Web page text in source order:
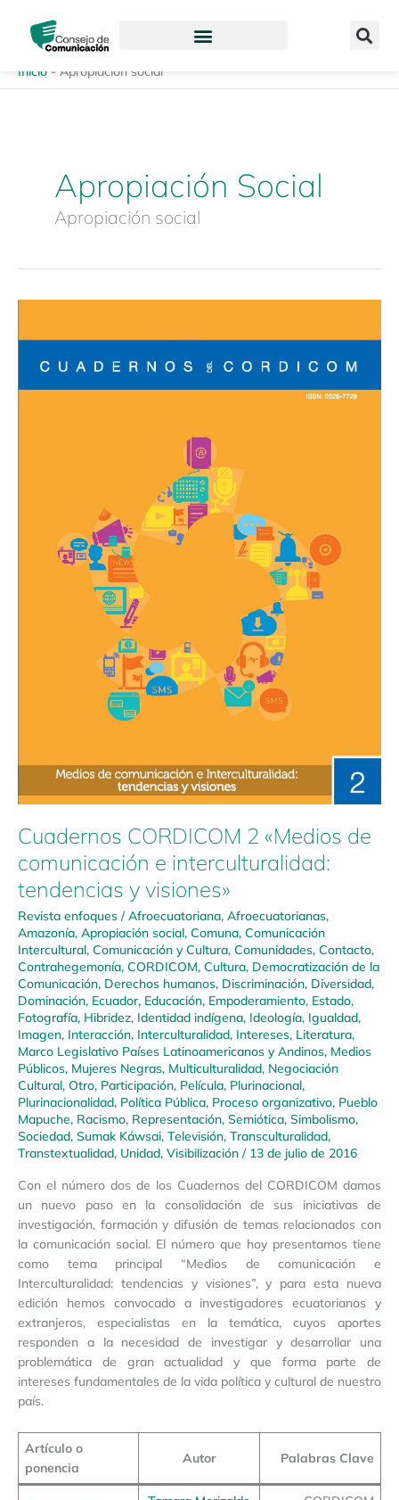
contenido
Inicio - Apropiación social
Apropiación Social
Apropiación social
Cuadernos CORDICOM 2 «Medios de
comunicación e interculturalidad:
tendencias y visiones»
Revista enfoques /Afroecuatoriana, Afroecuatorianas,
Amazonía, Apropiación social, Comuna, Comunicación
Intercultural, Comunicación y Cultura, Comunidades, Contacto,
Contrahegemonía, CORDICOM, Cultura, Democratización de la
Comunicación, Derechos humanos, Discriminación, Diversidad,
Dominación, Ecuador, Educación, Empoderamiento, Estado,
Fotografía, Hibridez, Identidad indígena, Ideología, Igualdad,
Imagen, Interacción, Interculturalidad, Intereses, Literatura,
Marco Legislativo Países Latinoamericanos y Andinos, Medios
Públicos, Mujeres Negras, Multiculturalidad, Negociación
Cultural, Otro, Participación, Película, Plurinacional,
Plurinacionalidad, Política Pública, Proceso organizativo, Pueblo
Mapuche, Racismo, Representación, Semiótica, Simbolismo,
Sociedad, Sumak Káwsai, Televisión, Transculturalidad,
Transtextualidad, Unidad, Visibilización / 13 de julio de 2016
Con el número dos de los Cuadernos del CORDICOM damos
un nuevo paso en la consolidación de sus iniciativas de
investigación, formación y difusión de temas relacionados con
la comunicación social. El número que hoy presentamos tiene
como tema principal “Medios de comunicación e
Interculturalidad: tendencias y visiones”, y para esta nueva
edición hemos convocado a investigadores ecuatorianos y
extranjeros, especialistas en la temática, cuyos aportes
responden a la necesidad de investigar y desarrollar una
problemática de gran actualidad y que forma parte de
intereses fundamentales de la vida política y cultural de nuestro
país.
Artículo o
ponencia
Autor Palabras Clave
«Medios
de